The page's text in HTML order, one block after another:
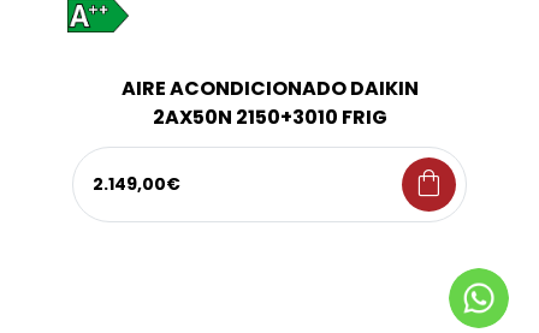
AIRE ACONDICIONADO DAIKIN
2AX50N 2150+3010 FRIG
2.149,00€ shopping_bag